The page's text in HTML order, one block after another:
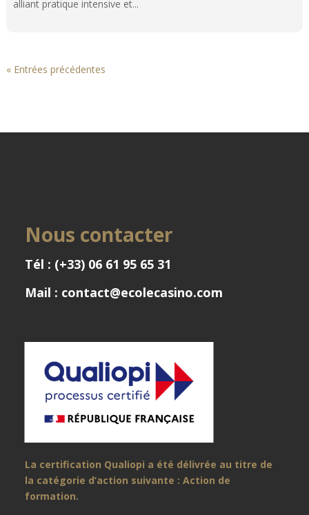
alliant pratique intensive et...
« Entrées précédentes
Nous contacter
Tél : (+33) 06 61 95 65 31
Mail : contact@ecolecasino.com
La certification Qualiopi a été délivrée au titre de
la catégorie d’action suivante : Action de
formation.